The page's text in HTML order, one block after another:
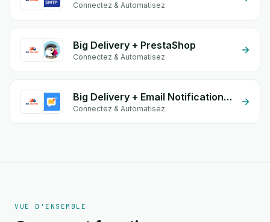
Connectez & Automatisez
Big Delivery + PrestaShop
Connectez & Automatisez
Big Delivery + Email Notifications by eGrow
Connectez & Automatisez
VUE D'ENSEMBLE